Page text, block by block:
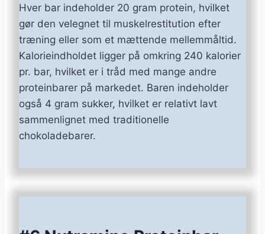
Hver bar indeholder 20 gram protein, hvilket
gør den velegnet til muskelrestitution efter
træning eller som et mættende mellemmåltid.
Kalorieindholdet ligger på omkring 240 kalorier
pr. bar, hvilket er i tråd med mange andre
proteinbarer på markedet. Baren indeholder
også 4 gram sukker, hvilket er relativt lavt
sammenlignet med traditionelle
chokoladebarer.